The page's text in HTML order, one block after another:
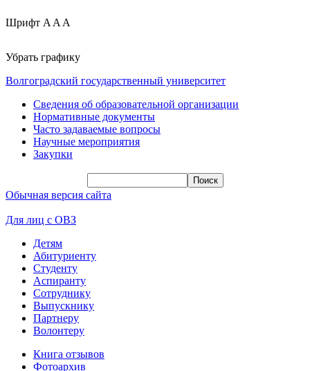
Шрифт A A A
Убрать графику
Волгоградский государственный университет
Сведения об образовательной организации
Нормативные документы
Часто задаваемые вопросы
Научные мероприятия
Закупки
Обычная версия сайта
Для лиц с ОВЗ
Детям
Абитуриенту
Студенту
Аспиранту
Сотруднику
Выпускнику
Партнеру
Волонтеру
Книга отзывов
Фотоархив